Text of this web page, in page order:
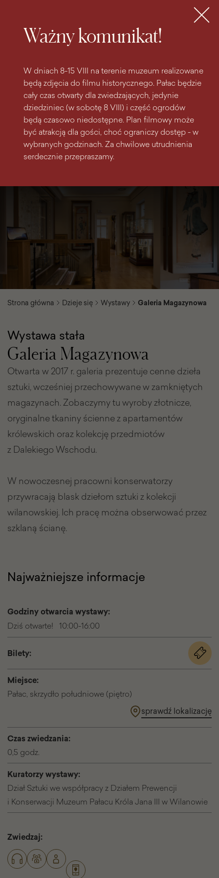
Ważny komunikat!
W dniach 8-15 VIII na terenie muzeum realizowane
będą zdjęcia do filmu historycznego. Pałac będzie
cały czas otwarty dla zwiedzających, jedynie
dziedziniec (w sobotę 8 VIII) i część ogrodów
będą czasowo niedostępne. Plan filmowy może
być atrakcją dla gości, choć ograniczy dostęp - w
wybranych godzinach. Za chwilowe utrudnienia
serdecznie przepraszamy.
MENU
Strona główna Dzieje się Wystawy Galeria Magazynowa
Wystawa stała
Galeria Magazynowa
Otwarta w 2017 r. galeria prezentuje cenne dzieła
sztuki, wcześniej przechowywane w zamkniętych
magazynach. Zobaczymy tu wyroby złotnicze,
oryginalne tkaniny ścienne z apartamentów
królewskich oraz kolekcję przedmiotów
z Dalekiego Wschodu.
W nowoczesnej pracowni konserwatorzy
przywracają blask dziełom sztuki z kolekcji
wilanowskiej. Ich pracę można obserwować przez
szklaną ścianę.
Najważniejsze informacje
Godziny otwarcia wystawy:
Dziś otwarte! 10:00-16:00
Bilety:
na
Miejsce:
Pałac, skrzydło południowe (piętro)
sprawdź lokalizację
Czas zwiedzania:
0,5 godz.
Kuratorzy wystawy:
Dział Sztuki we współpracy z Działem Prewencji
i Konserwacji Muzeum Pałacu Króla Jana III w Wilanowie
Zwiedzaj: